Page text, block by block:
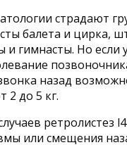
страдают
балета и цирка,
гимнасты. Но если
назад
2 до 5 кг.
ретролистез l4
или смещения